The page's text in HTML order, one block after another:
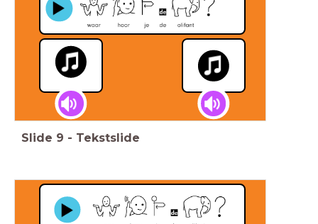
Slide 9 - Tekstslide